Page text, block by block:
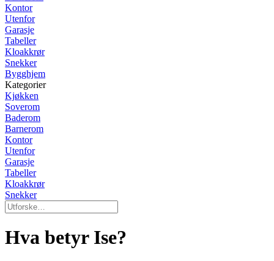
Kontor
Utenfor
Garasje
Tabeller
Kloakkrør
Snekker
Bygghjem
Kategorier
Kjøkken
Soverom
Baderom
Barnerom
Kontor
Utenfor
Garasje
Tabeller
Kloakkrør
Snekker
Hva betyr Ise?